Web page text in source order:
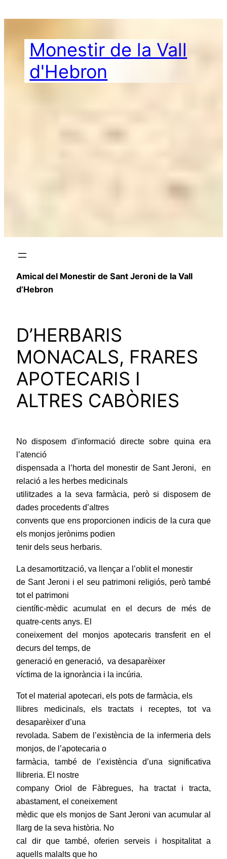
contingut
Monestir de la Vall
d'Hebron
Amical del Monestir de Sant Jeroni de la Vall
d’Hebron
D’HERBARIS
MONACALS, FRARES
APOTECARIS I
ALTRES CABÒRIES
No disposem d’informació directe sobre quina era
l’atenció
dispensada a l’horta del monestir de Sant Jeroni, en
relació a les herbes medicinals
utilitzades a la seva farmàcia, però si disposem de
dades procedents d’altres
convents que ens proporcionen indicis de la cura que
els monjos jerònims podien
tenir dels seus herbaris.
La desamortització, va llençar a l’oblit el monestir
de Sant Jeroni i el seu patrimoni religiós, però també
tot el patrimoni
científic-mèdic acumulat en el decurs de més de
quatre-cents anys. El
coneixement del monjos apotecaris transferit en el
decurs del temps, de
generació en generació, va desaparèixer
víctima de la ignorància i la incúria.
Tot el material apotecari, els pots de farmàcia, els
llibres medicinals, els tractats i receptes, tot va
desaparèixer d’una
revolada. Sabem de l’existència de la infermeria dels
monjos, de l’apotecaria o
farmàcia, també de l’existència d’una significativa
llibreria. El nostre
company Oriol de Fàbregues, ha tractat i tracta,
abastament, el coneixement
mèdic que els monjos de Sant Jeroni van acumular al
llarg de la seva història. No
cal dir que també, oferien serveis i hospitalitat a
aquells malalts que ho